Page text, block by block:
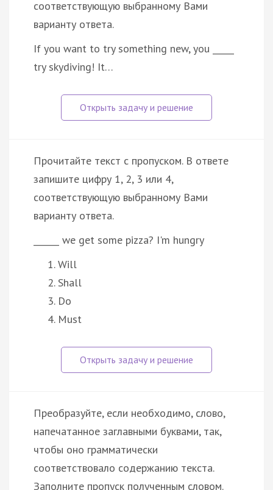
соответствующую выбранному Вами
варианту ответа.
If you want to try something new, you _____
try skydiving! It…
Прочитайте текст с пропуском. В ответе
запишите цифру 1, 2, 3 или 4,
соответствующую выбранному Вами
варианту ответа.
______ we get some pizza? I'm hungry
Will
Shall
Do
Must
Преобразуйте, если необходимо, слово,
напечатанное заглавными буквами, так,
чтобы оно грамматически
соответствовало содержанию текста.
Заполните пропуск полученным словом.